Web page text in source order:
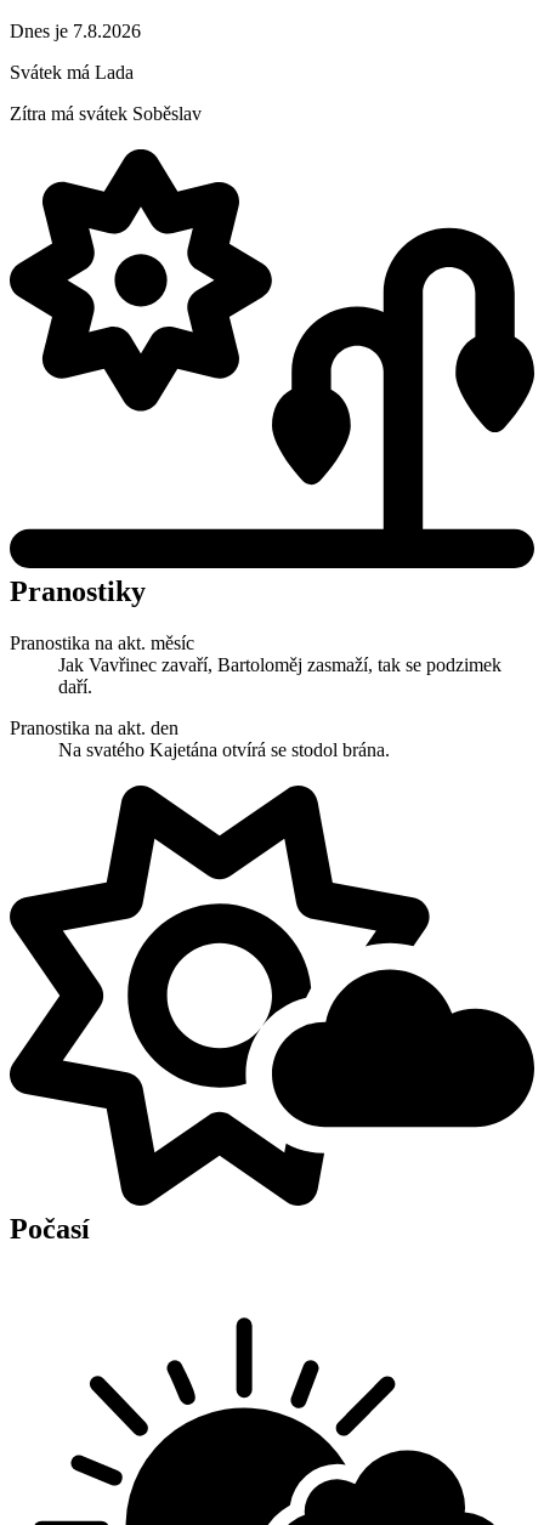
Dnes je 7.8.2026
Svátek má Lada
Zítra má svátek Soběslav
Pranostiky
Pranostika na akt. měsíc
Jak Vavřinec zavaří, Bartoloměj zasmaží, tak se podzimek
daří.
Pranostika na akt. den
Na svatého Kajetána otvírá se stodol brána.
Počasí